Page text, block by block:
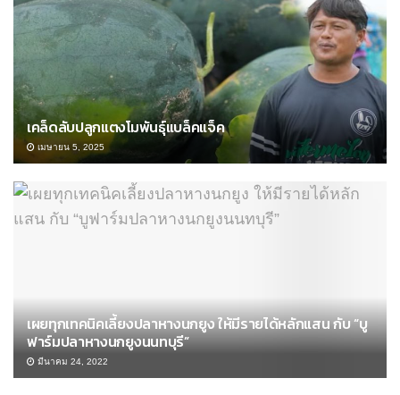
เคล็ดลับปลูกแตงโมพันธุ์แบล็คแจ็ค
เมษายน 5, 2025
เผยทุกเทคนิคเลี้ยงปลาหางนกยูง ให้มีรายได้หลักแสน กับ “บู
ฟาร์มปลาหางนกยูงนนทบุรี”
มีนาคม 24, 2022